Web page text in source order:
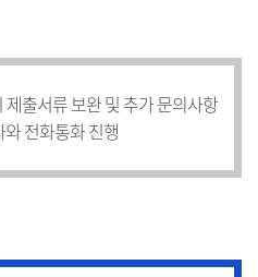
출서류 보완 및 추가 문의사항
전화통화 진행